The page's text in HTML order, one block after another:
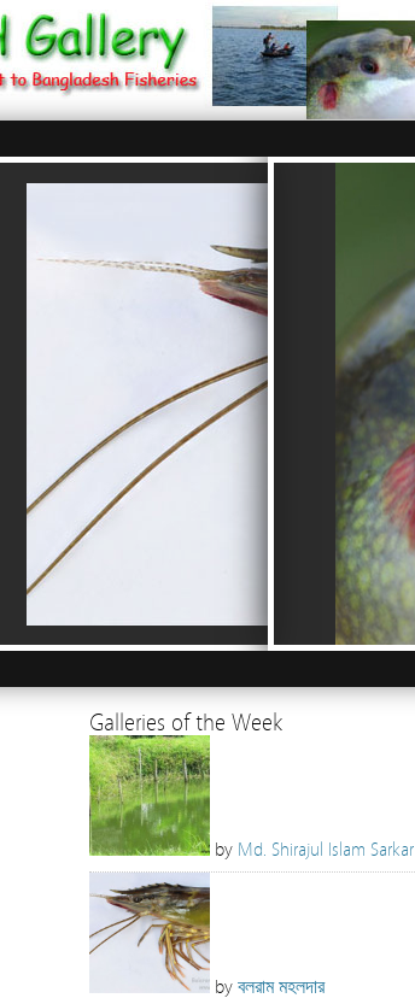
Galleries of the Week
by Md. Shirajul Islam Sarkar
by বলরাম মহলদার